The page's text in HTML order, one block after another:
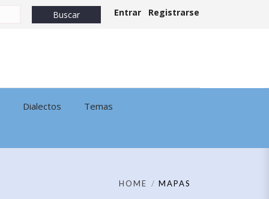
Entrar Registrarse
Dialectos Temas
HOME MAPAS